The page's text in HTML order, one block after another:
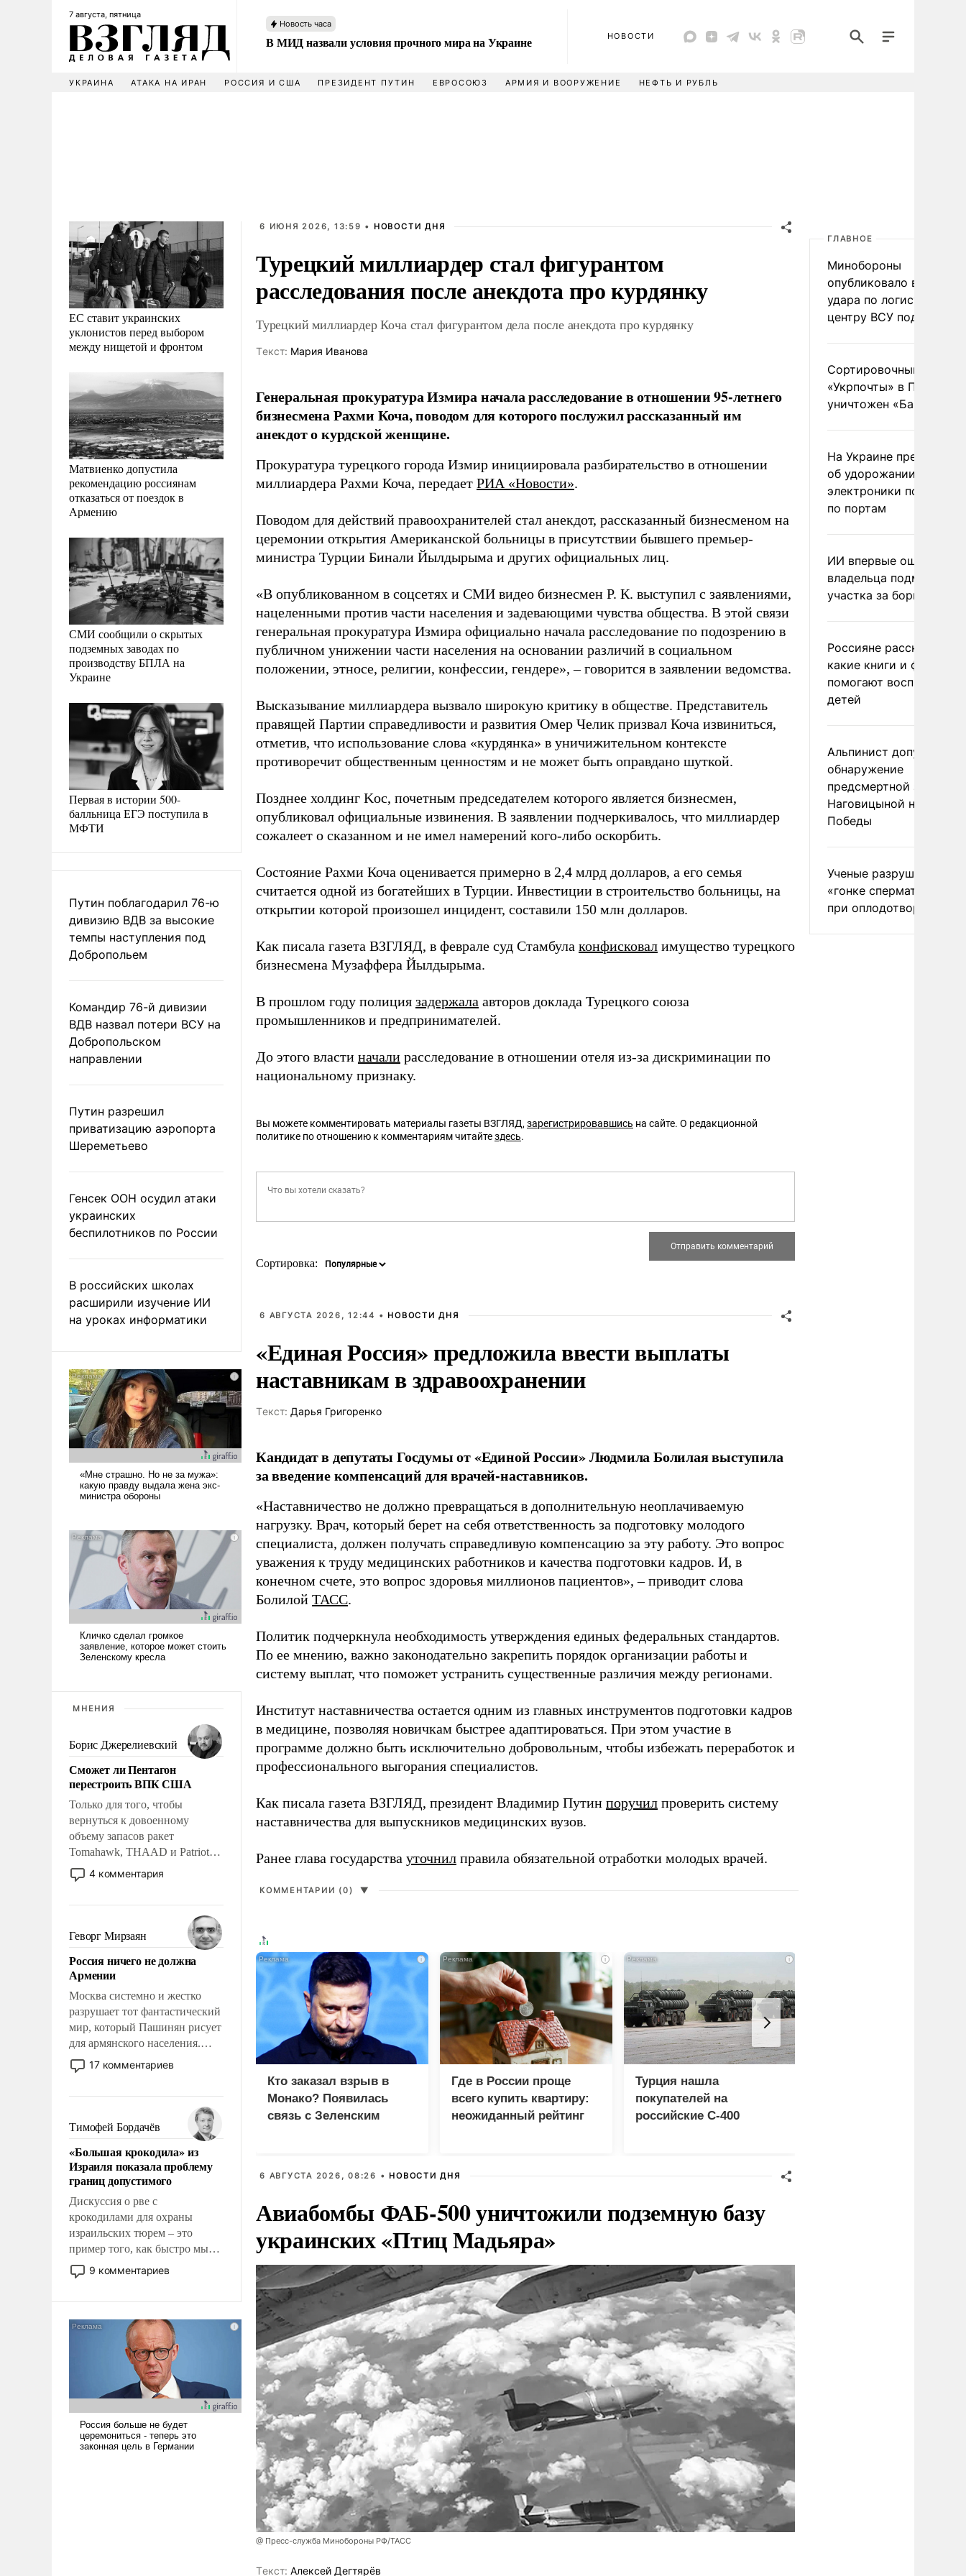
7 августа, пятница
Новость часа
В МИД назвали условия прочного мира на Украине НОВОСТИ
УКРАИНА АТАКА НА ИРАН РОССИЯ И США ПРЕЗИДЕНТ ПУТИН ЕВРОСОЮЗ АРМИЯ И ВООРУЖЕНИЕ НЕФТЬ И РУБЛЬ
ЕС ставит украинских
уклонистов перед выбором
между нищетой и фронтом
Матвиенко допустила
рекомендацию россиянам
отказаться от поездок в
Армению
СМИ сообщили о скрытых
подземных заводах по
производству БПЛА на
Украине
Первая в истории 500-
балльница ЕГЭ поступила в
МФТИ
Путин поблагодарил 76-ю
дивизию ВДВ за высокие
темпы наступления под
Добропольем
Командир 76-й дивизии
ВДВ назвал потери ВСУ на
Добропольском
направлении
Путин разрешил
приватизацию аэропорта
Шереметьево
Генсек ООН осудил атаки
украинских
беспилотников по России
В российских школах
расширили изучение ИИ
на уроках информатики
МНЕНИЯ
Борис Джерелиевский
Сможет ли Пентагон
перестроить ВПК США
Только для того, чтобы
вернуться к довоенному
объему запасов ракет
Tomahawk, THAAD и Patriot
США потребуется более трех
лет. Даже небольшая война с
Сложившаяся ситуация
означает многолетний период
уязвимости США, например,
перед Китаем.
4 комментария
Геворг Мирзаян
Россия ничего не должна
Армении
Москва системно и жестко
разрушает тот фантастический
мир, который Пашинян рисует
для армянского населения.
Мир, где политические
прожекты будут безусловно
налогоплательщиков и где
Еревану за свои поступки не
нужно отвечать.
17 комментариев
Тимофей Бордачёв
«Большая крокодила» из
Израиля показала проблему
границ допустимого
Дискуссия о рве с
крокодилами для охраны
израильских тюрем – это
пример того, как быстро мы
двигаемся по пути
революционных изменений.
псевдонаучной фантастики,
стало всерьез обсуждаемой
9 комментариев
6 ИЮНЯ 2026, 13:59 • НОВОСТИ ДНЯ
Турецкий миллиардер стал фигурантом
расследования после анекдота про курдянку
Турецкий миллиардер Коча стал фигурантом дела после анекдота про курдянку
Tекст: Мария Иванова
Генеральная прокуратура Измира начала расследование в отношении 95-летнего
бизнесмена Рахми Коча, поводом для которого послужил рассказанный им
анекдот о курдской женщине.
Прокуратура турецкого города Измир инициировала разбирательство в отношении
миллиардера Рахми Коча, передает РИА «Новости».
Поводом для действий правоохранителей стал анекдот, рассказанный бизнесменом на
церемонии открытия Американской больницы в присутствии бывшего премьер-
министра Турции Бинали Йылдырыма и других официальных лиц.
«В опубликованном в соцсетях и СМИ видео бизнесмен Р. К. выступил с заявлениями,
нацеленными против части населения и задевающими чувства общества. В этой связи
генеральная прокуратура Измира официально начала расследование по подозрению в
публичном унижении части населения на основании различий в социальном
положении, этносе, религии, конфессии, гендере», – говорится в заявлении ведомства.
Высказывание миллиардера вызвало широкую критику в обществе. Представитель
правящей Партии справедливости и развития Омер Челик призвал Коча извиниться,
отметив, что использование слова «курдянка» в уничижительном контексте
противоречит общественным ценностям и не может быть оправдано шуткой.
Позднее холдинг Koc, почетным председателем которого является бизнесмен,
опубликовал официальные извинения. В заявлении подчеркивалось, что миллиардер
сожалеет о сказанном и не имел намерений кого-либо оскорбить.
Состояние Рахми Коча оценивается примерно в 2,4 млрд долларов, а его семья
считается одной из богатейших в Турции. Инвестиции в строительство больницы, на
открытии которой произошел инцидент, составили 150 млн долларов.
Как писала газета ВЗГЛЯД, в феврале суд Стамбула конфисковал имущество турецкого
бизнесмена Музаффера Йылдырыма.
В прошлом году полиция задержала авторов доклада Турецкого союза
промышленников и предпринимателей.
До этого власти начали расследование в отношении отеля из-за дискриминации по
национальному признаку.
Вы можете комментировать материалы газеты ВЗГЛЯД, зарегистрировавшись на сайте. О редакционной
политике по отношению к комментариям читайтездесь.
Сортировка:
6 АВГУСТА 2026, 12:44 • НОВОСТИ ДНЯ
«Единая Россия» предложила ввести выплаты
наставникам в здравоохранении
Tекст: Дарья Григоренко
Кандидат в депутаты Госдумы от «Единой России» Людмила Болилая выступила
за введение компенсаций для врачей-наставников.
«Наставничество не должно превращаться в дополнительную неоплачиваемую
нагрузку. Врач, который берет на себя ответственность за подготовку молодого
специалиста, должен получать справедливую компенсацию за эту работу. Это вопрос
уважения к труду медицинских работников и качества подготовки кадров. И, в
конечном счете, это вопрос здоровья миллионов пациентов», – приводит слова
Болилой ТАСС.
Политик подчеркнула необходимость утверждения единых федеральных стандартов.
По ее мнению, важно законодательно закрепить порядок организации работы и
систему выплат, что поможет устранить существенные различия между регионами.
Институт наставничества остается одним из главных инструментов подготовки кадров
в медицине, позволяя новичкам быстрее адаптироваться. При этом участие в
программе должно быть исключительно добровольным, чтобы избежать переработок и
профессионального выгорания специалистов.
Как писала газета ВЗГЛЯД, президент Владимир Путин поручил проверить систему
наставничества для выпускников медицинских вузов.
Ранее глава государства уточнил правила обязательной отработки молодых врачей.
КОММЕНТАРИИ (0) ▼
i
Кто заказал взрыв в
Монако? Появилась
связь с Зеленским
i
Где в России проще
всего купить квартиру:
неожиданный рейтинг
i
Турция нашла
покупателей на
российские C-400
6 АВГУСТА 2026, 08:26 • НОВОСТИ ДНЯ
Авиабомбы ФАБ-500 уничтожили подземную базу
украинских «Птиц Мадьяра»
@ Пресс-служба Минобороны РФ/ТАСС
Tекст: Алексей Дегтярёв
ГЛАВНОЕ
Минобороны
опубликовало видео
удара по
центру ВСУ под Киевом
Сортировочный пункт
«Укрпочты» в
уничтожен
На Украине
об удорожании
электроники после
по портам
ИИ впервые
владельца
участка за борщевик
Россияне рассказали,
какие книги и фильмы
помогают воспитывать
детей
Альпинист допустил
обнаружение
предсмертной записки
Наговицыной на пике
Победы
Ученые разрушили миф
«гонке
при оплодотворении